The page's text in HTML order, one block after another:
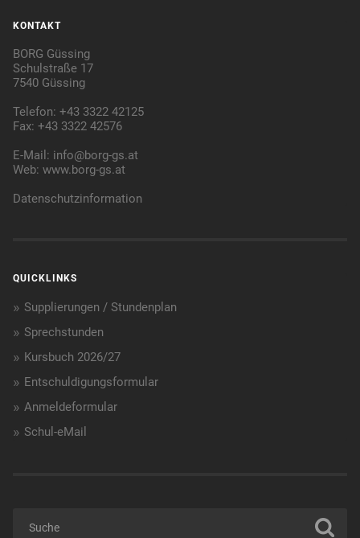
KONTAKT
BORG Güssing
Schulstraße 17
7540 Güssing
Telefon: +43 3322 42125
Fax: +43 3322 42576
E-Mail: info@borg-gs.at
Web:www.borg-gs.at
Datenschutzinformation
QUICKLINKS
Supplierungen / Stundenplan
Sprechstunden
Kursbuch 2026/27
Entschuldigungsformular
Anmeldeformular
Schul-eMail